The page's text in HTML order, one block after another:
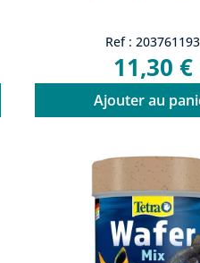
Ref : 203761193
11,30 €
Ajouter au